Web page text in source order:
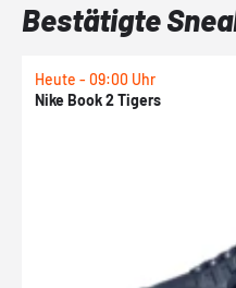
Bestätigte
Heute - 09:00 Uhr
Nike Book 2 Tigers